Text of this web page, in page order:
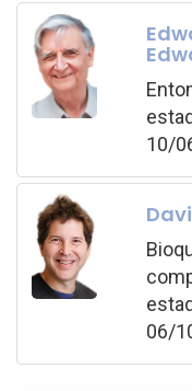
10/
06/